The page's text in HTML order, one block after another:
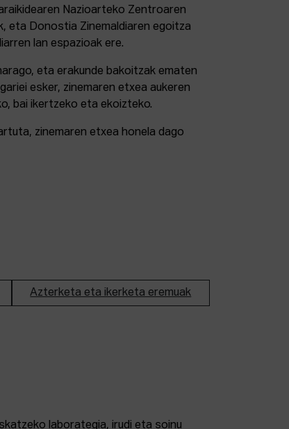
Nazioarteko Zentroaren
eta Donostia Zinemaldiaren egoitza
lan espazioak ere.
eta erakunde bakoitzak ematen
esker, zinemaren etxea aukeren
bai ikertzeko eta ekoizteko.
zinemaren etxea honela dago
Azterketa eta ikerketa eremuak
laborategia, irudi eta soinu